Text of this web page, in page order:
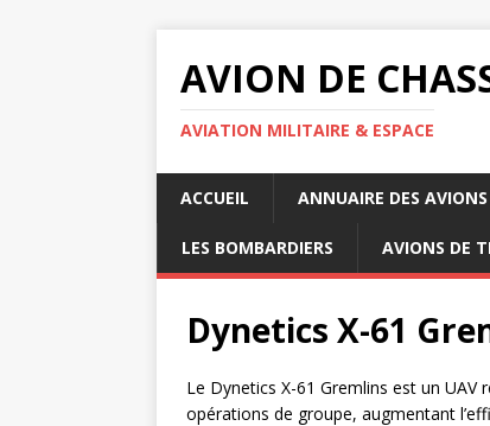
AVION DE
AVIATION MILITAIRE & ESPACE
ACCUEIL ANNUAIRE DES AVIONS
LES BOMBARDIERS AVIONS DE
Dynetics X-61
Le Dynetics X-61 Gremlins est un
opérations de groupe, augmentant